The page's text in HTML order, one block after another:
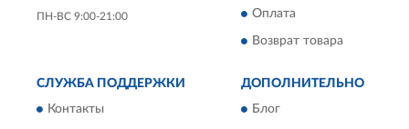
ПН-ВС 9:00-21:00 Оплата
Возврат товара
СЛУЖБА ПОДДЕРЖКИ
Контакты
ДОПОЛНИТЕЛЬНО
Блог